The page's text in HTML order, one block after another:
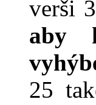
verši
aby
25